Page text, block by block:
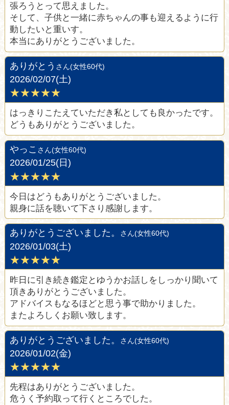
張ろうとって思えました。
そして、子供と一緒に赤ちゃんの事も迎えるように行
動したいと重いす。
本当にありがとうございました。
ありがとう さん(女性60代)
2026/02/07(土)
★★★★★
はっきりこたえていただき私としても良かったです。
どうもありがとうございました。
やっこ さん(女性60代)
2026/01/25(日)
★★★★★
今日はどうもありがとうございました。
親身に話を聴いて下さり感謝します。
ありがとうございました。 さん(女性60代)
2026/01/03(土)
★★★★★
昨日に引き続き鑑定とゆうかお話しをしっかり聞いて
頂きありがとうございました。
アドバイスもなるほどと思う事で助かりました。
またよろしくお願い致します。
ありがとうございました。 さん(女性60代)
2026/01/02(金)
★★★★★
先程はありがとうございました。
危うく予約取って行くところでした。